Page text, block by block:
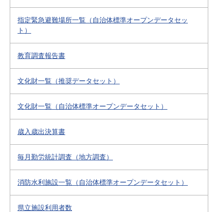
指定緊急避難場所一覧（自治体標準オープンデータセッ
ト）
教育調査報告書
文化財一覧（推奨データセット）
文化財一覧（自治体標準オープンデータセット）
歳入歳出決算書
毎月勤労統計調査（地方調査）
消防水利施設一覧（自治体標準オープンデータセット）
県立施設利用者数